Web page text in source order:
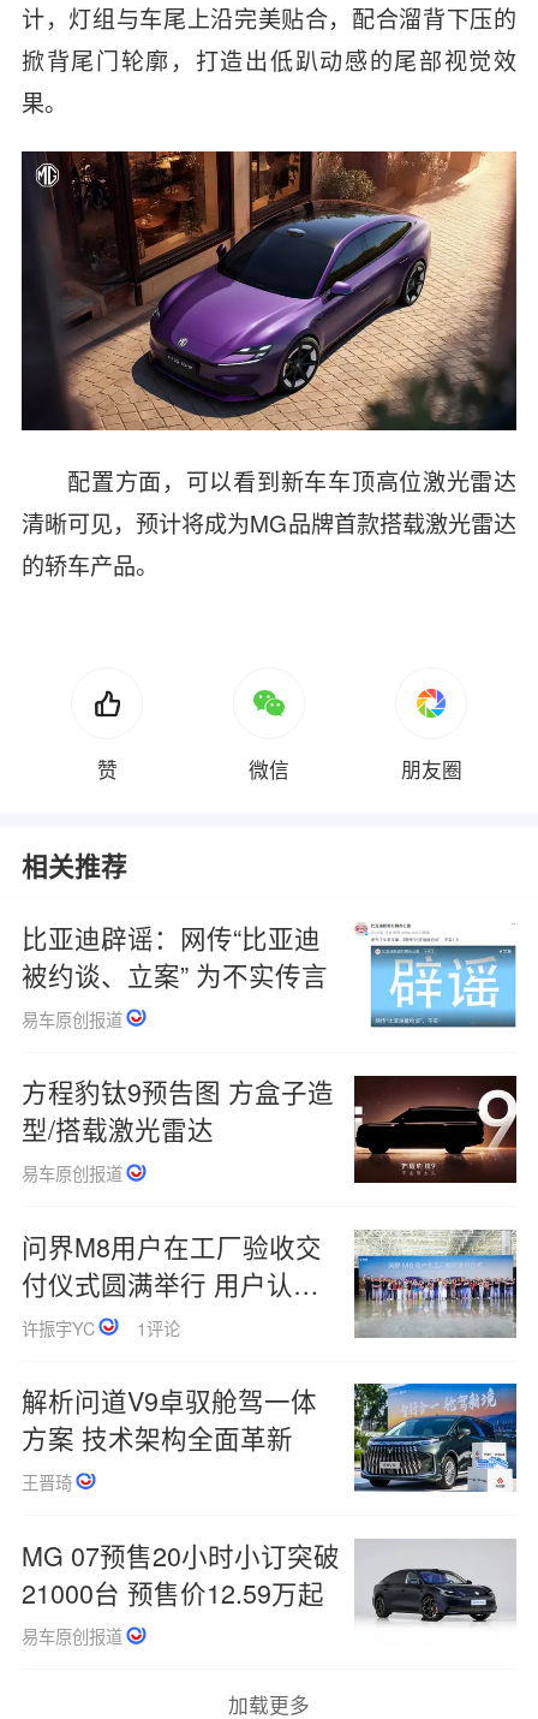
计，灯组与车尾上沿完美贴合，配合溜背下压的
掀背尾门轮廓，打造出低趴动感的尾部视觉效
果。
配置方面，可以看到新车车顶高位激光雷达
清晰可见，预计将成为MG品牌首款搭载激光雷达
的轿车产品。
赞 微信 朋友圈
相关推荐
比亚迪辟谣：网传“比亚迪
被约谈、立案” 为不实传言
易车原创报道
方程豹钛9预告图 方盒子造
型/搭载激光雷达
易车原创报道
问界M8用户在工厂验收交
付仪式圆满举行 用户认可
才提车
许振宇YC 1评论
解析问道V9卓驭舱驾一体
方案 技术架构全面革新
王晋琦
MG 07预售20小时小订突破
21000台 预售价12.59万起
易车原创报道
加载更多